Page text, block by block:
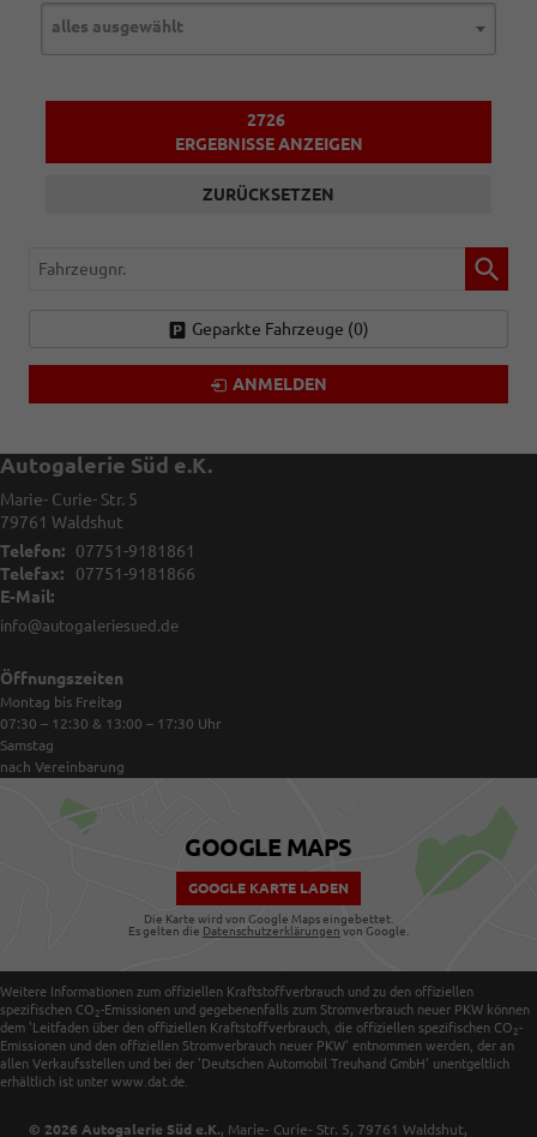
alles ausgewählt
2726
ERGEBNISSE ANZEIGEN
ZURÜCKSETZEN
Fahrzeugnr.
Geparkte Fahrzeuge (0)
ANMELDEN
Autogalerie Süd e.K.
Marie- Curie- Str. 5
79761 Waldshut
Telefon:
07751-9181861
Telefax:
07751-9181866
E-Mail:
info@autogaleriesued.de
Öffnungszeiten
Montag bis Freitag
07:30 – 12:30 & 13:00 – 17:30 Uhr
Samstag
nach Vereinbarung
GOOGLE MAPS
GOOGLE KARTE LADEN
Die Karte wird von Google Maps eingebettet.
Es gelten die Datenschutzerklärungen von Google.
Weitere Informationen zum offiziellen Kraftstoffverbrauch und zu den offiziellen
spezifischen CO 2-Emissionen und gegebenenfalls zum Stromverbrauch neuer PKW können
dem 'Leitfaden über den offiziellen Kraftstoffverbrauch, die offiziellen spezifischen CO 2-
Emissionen und den offiziellen Stromverbrauch neuer PKW' entnommen werden, der an
allen Verkaufsstellen und bei der 'Deutschen Automobil Treuhand GmbH' unentgeltlich
erhältlich ist unter www.dat.de.
© 2026 Autogalerie Süd e.K., Marie- Curie- Str. 5, 79761 Waldshut,